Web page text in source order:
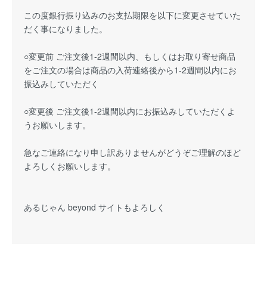
この度銀行振り込みのお支払期限を以下に変更させていた
だく事になりました。
○変更前 ご注文後1-2週間以内、もしくはお取り寄せ商品
をご注文の場合は商品の入荷連絡後から1-2週間以内にお
振込みしていただく
○変更後 ご注文後1-2週間以内にお振込みしていただくよ
うお願いします。
急なご連絡になり申し訳ありませんがどうぞご理解のほど
よろしくお願いします。
あるじゃん beyond サイトもよろしく